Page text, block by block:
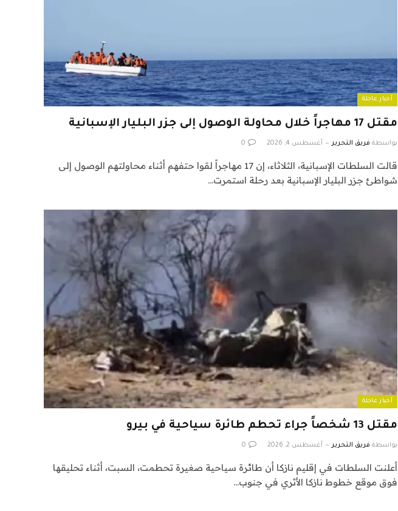
أخبار عاجلة
مقتل 17 مهاجراً خلال محاولة الوصول إلى جزر البليار الإسبانية
بواسطة فريق التحرير أغسطس 4, 2026 0
قالت السلطات الإسبانية، الثلاثاء، إن 17 مهاجراً لقوا حتفهم أثناء محاولتهم الوصول إلى
شواطئ جزر البليار الإسبانية بعد رحلة استمرت…
أخبار عاجلة
مقتل 13 شخصاً جراء تحطم طائرة سياحية في بيرو
بواسطة فريق التحرير أغسطس 2, 2026 0
أعلنت السلطات في إقليم نازكا أن طائرة سياحية صغيرة تحطمت، السبت، أثناء تحليقها
فوق موقع خطوط نازكا الأثري في جنوب…